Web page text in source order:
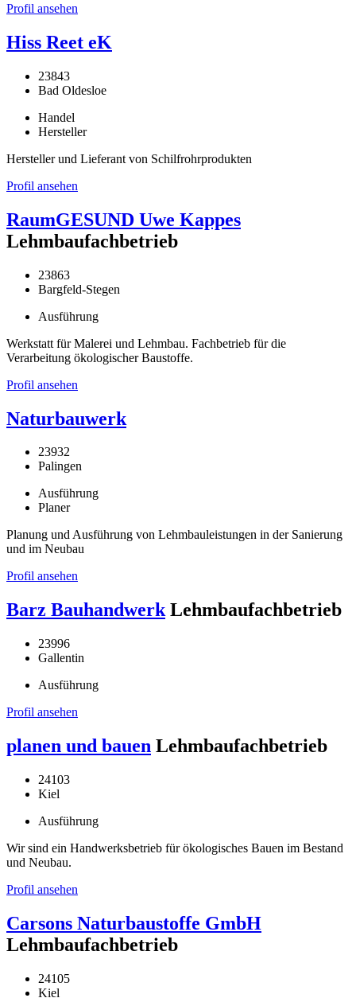
Profil ansehen
Hiss Reet eK
23843
Bad Oldesloe
Handel
Hersteller
Hersteller und Lieferant von Schilfrohrprodukten
Profil ansehen
RaumGESUND Uwe Kappes
Lehmbaufachbetrieb
23863
Bargfeld-Stegen
Ausführung
Werkstatt für Malerei und Lehmbau. Fachbetrieb für die
Verarbeitung ökologischer Baustoffe.
Profil ansehen
Naturbauwerk
23932
Palingen
Ausführung
Planer
Planung und Ausführung von Lehmbauleistungen in der Sanierung
und im Neubau
Profil ansehen
Barz Bauhandwerk Lehmbaufachbetrieb
23996
Gallentin
Ausführung
Profil ansehen
planen und bauen Lehmbaufachbetrieb
24103
Kiel
Ausführung
Wir sind ein Handwerksbetrieb für ökologisches Bauen im Bestand
und Neubau.
Profil ansehen
Carsons Naturbaustoffe GmbH
Lehmbaufachbetrieb
24105
Kiel